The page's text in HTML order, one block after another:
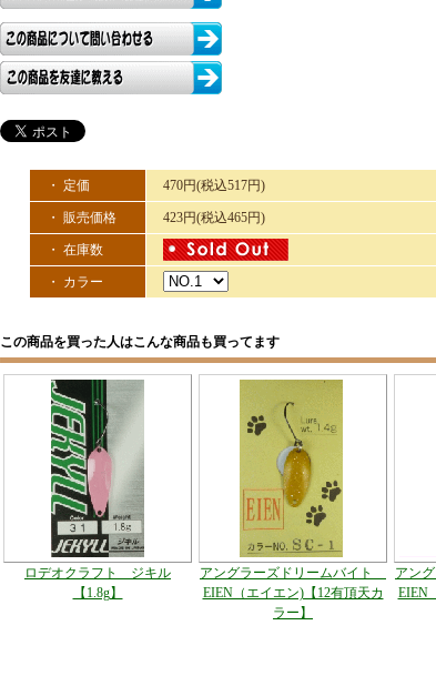
・ 定価 470円(税込517円)
・ 販売価格 423円(税込465円)
・ 在庫数
・ カラー
この商品を買った人はこんな商品も買ってます
ロデオクラフト ジキル
【1.8g】
アングラーズドリームバイト
EIEN（エイエン)【12有頂天カ
ラー】
アン
EIEN